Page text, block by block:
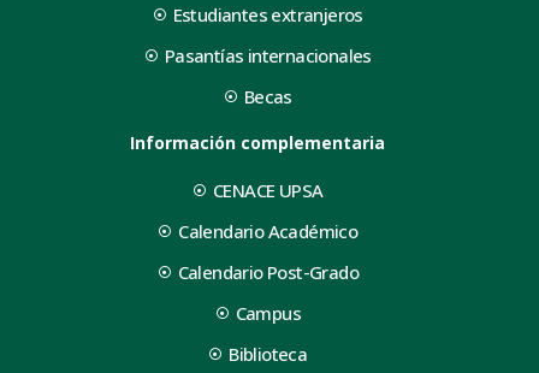
Estudiantes extranjeros
Pasantías internacionales
Becas
Información complementaria
CENACE UPSA
Calendario Académico
Calendario Post-Grado
Campus
Biblioteca